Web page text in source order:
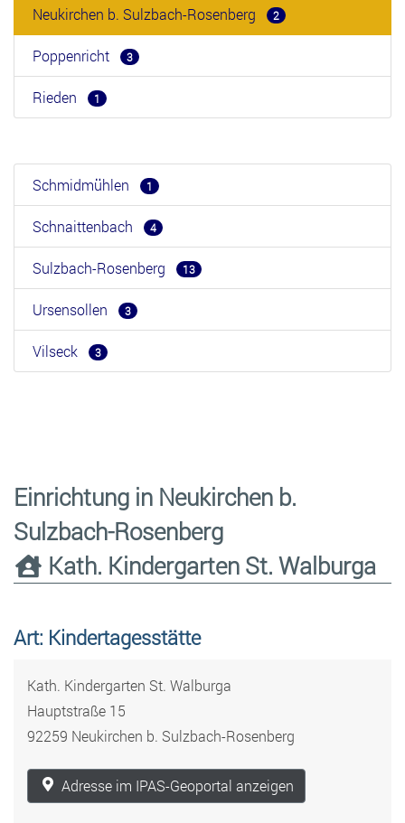
Neukirchen b. Sulzbach-Rosenberg 2
Poppenricht 3
Rieden 1
Schmidmühlen 1
Schnaittenbach 4
Sulzbach-Rosenberg 13
Ursensollen 3
Vilseck 3
Einrichtung in Neukirchen b.
Sulzbach-Rosenberg
Kath. Kindergarten St. Walburga
Art: Kindertagesstätte
Kath. Kindergarten St. Walburga
Hauptstraße 15
92259 Neukirchen b. Sulzbach-Rosenberg
Adresse im IPAS-Geoportal anzeigen